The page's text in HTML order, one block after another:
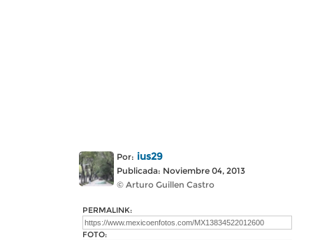
Por: ius29
Publicada: Noviembre 04, 2013
© Arturo Guillen Castro
PERMALINK:
FOTO: